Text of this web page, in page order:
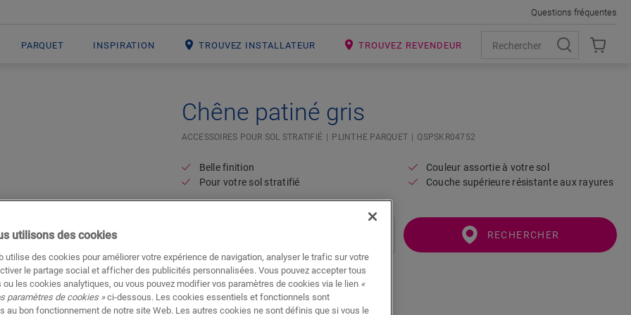
PARQUET INSPIRATION TROUVEZ INSTALLATEUR TROUVEZ REVENDEUR
Questions fréquentes
Chêne patiné gris
ACCESSOIRES POUR SOL STRATIFIÉ PLINTHE PARQUET QSPSKR04752
Belle finition
Pour votre sol stratifié
Couleur assortie à votre sol
Couche supérieure résistante aux rayures
RECHERCHER
utilisons des cookies
utilise des cookies pour améliorer votre expérience de navigation, analyser le trafic sur votre
le partage social et afficher des publicités personnalisées. Vous pouvez accepter tous
ou les cookies analytiques, ou vous pouvez modifier vos paramètres de cookies via le lien «
paramètres de cookies »ci-dessous. Les cookies essentiels et fonctionnels sont
au bon fonctionnement de notre site Web. Les autres cookies ne sont définis que si vous le